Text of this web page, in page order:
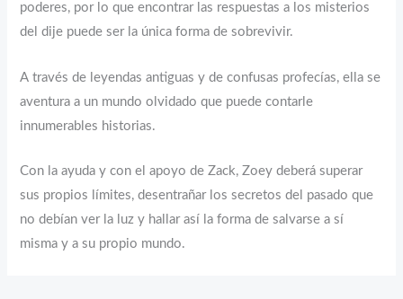
poderes, por lo que encontrar las respuestas a los misterios
del dije puede ser la única forma de sobrevivir.
A través de leyendas antiguas y de confusas profecías, ella se
aventura a un mundo olvidado que puede contarle
innumerables historias.
Con la ayuda y con el apoyo de Zack, Zoey deberá superar
sus propios límites, desentrañar los secretos del pasado que
no debían ver la luz y hallar así la forma de salvarse a sí
misma y a su propio mundo.